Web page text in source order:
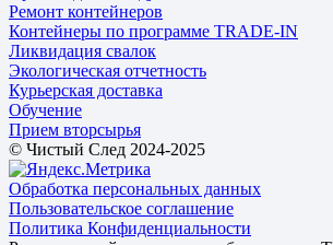
Ремонт контейнеров
Контейнеры по программе TRADE-IN
Ликвидация свалок
Экологическая отчетность
Курьерская доставка
Обучение
Прием вторсырья
© Чистый След 2024-2025
Обработка персональных данных
Пользовательское соглашение
Политика Конфиденциальности